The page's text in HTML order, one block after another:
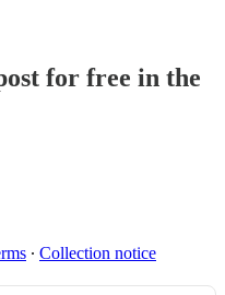
for free in the
∙ Collection notice